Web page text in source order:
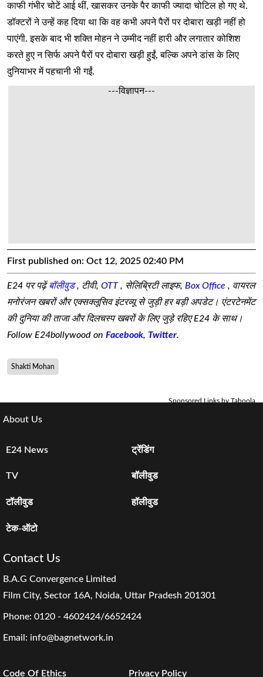
काफी गंभीर चोटें आई थीं, खासकर उनके पैर काफी ज्यादा चोटिल हो गए थे.
डॉक्टरों ने उन्हें कह दिया था कि वह कभी अपने पैरों पर दोबारा खड़ी नहीं हो
पाएंगी. इसके बाद भी शक्ति मोहन ने उम्मीद नहीं हारी और लगातार कोशिश
करते हुए न सिर्फ अपने पैरों पर दोबारा खड़ी हुईं, बल्कि अपने डांस के लिए
दुनियाभर में पहचानी भी गईं.
---विज्ञापन---
First published on: Oct 12, 2025 02:40 PM
E24 पर पढ़ेंबॉलीवुड, टीवी, OTT, सेलिब्रिटी लाइफ, Box Office , वायरल
मनोरंजन खबरों और एक्सक्लूसिव इंटरव्यू से जुड़ी हर बड़ी अपडेट। एंटरटेनमेंट
की दुनिया की ताजा और दिलचस्प खबरों के लिए जुड़े रहिए E24 के साथ।
Follow E24bollywood on Facebook, Twitter.
Shakti Mohan
Sponsored Links by Taboola
About Us
E24 News ट्रेंडिंग
TV बॉलीवुड
टॉलीवुड हॉलीवुड
टेक-ऑटो
Contact Us
B.A.G Convergence Limited
Film City, Sector 16A, Noida, Uttar Pradesh 201301
Phone: 0120 - 4602424/6652424
Email: info@bagnetwork.in
Code Of Ethics Privacy Policy